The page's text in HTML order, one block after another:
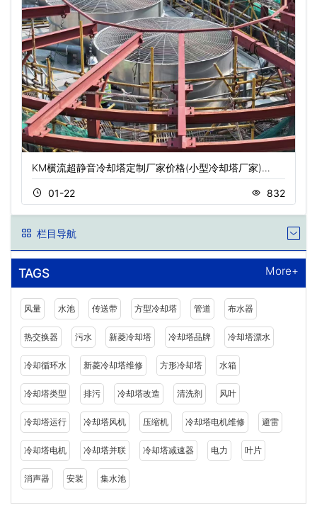
KM横流超静音冷却塔定制厂家价格(小型冷却塔厂家)…
01-22 832
栏目导航
TAGS More+
风量 水池 传送带 方型冷却塔 管道 布水器
热交换器 污水 新菱冷却塔 冷却塔品牌 冷却塔漂水
冷却循环水 新菱冷却塔维修 方形冷却塔 水箱
冷却塔类型 排污 冷却塔改造 清洗剂 风叶
冷却塔运行 冷却塔风机 压缩机 冷却塔电机维修 避雷
冷却塔电机 冷却塔并联 冷却塔减速器 电力 叶片
消声器 安装 集水池